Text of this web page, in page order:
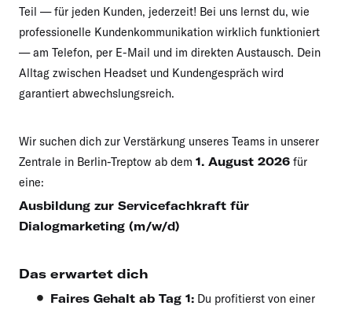
Teil — für jeden Kunden, jederzeit! Bei uns lernst du, wie
professionelle Kundenkommunikation wirklich funktioniert
— am Telefon, per E-Mail und im direkten Austausch. Dein
Alltag zwischen Headset und Kundengespräch wird
garantiert abwechslungsreich.
Wir suchen dich zur Verstärkung unseres Teams in unserer
Zentrale in Berlin-Treptow ab dem 1. August 2026 für
eine:
Ausbildung zur Servicefachkraft für
Dialogmarketing (m/w/d)
Das erwartet dich
Faires Gehalt ab Tag 1: Du profitierst von einer